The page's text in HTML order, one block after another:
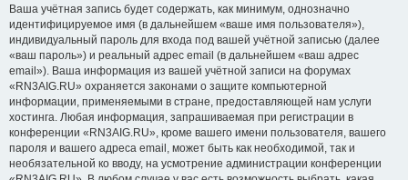
Ваша учётная запись будет содержать, как минимум, однозначно
идентифицируемое имя (в дальнейшем «ваше имя пользователя»),
индивидуальный пароль для входа под вашей учётной записью (далее
«ваш пароль») и реальный адрес email (в дальнейшем «ваш адрес
email»). Ваша информация из вашей учётной записи на форумах
«RN3AIG.RU» охраняется законами о защите компьютерной
информации, применяемыми в стране, предоставляющей нам услуги
хостинга. Любая информация, запрашиваемая при регистрации в
конференции «RN3AIG.RU», кроме вашего имени пользователя, вашего
пароля и вашего адреса email, может быть как необходимой, так и
необязательной ко вводу, на усмотрение администрации конференции